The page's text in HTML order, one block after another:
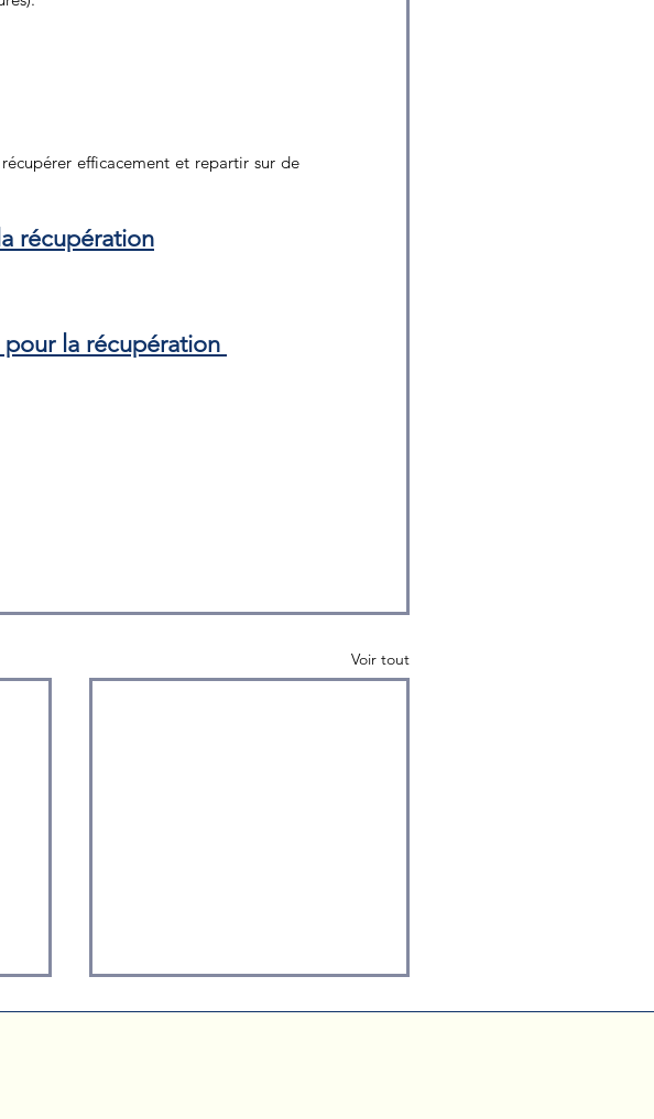
efficacement et repartir sur de
récupération
la récupération
Voir tout